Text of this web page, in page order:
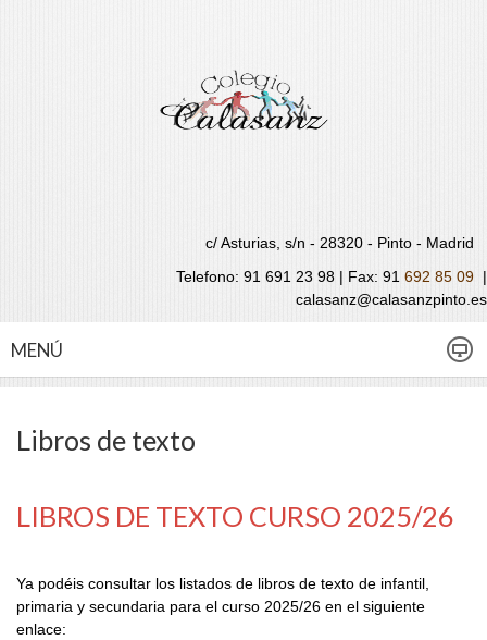
c/ Asturias, s/n - 28320 - Pinto - Madrid
Telefono: 91 691 23 98 | Fax: 91 692 85 09 |
calasanz@calasanzpinto.es
MENÚ
Libros de texto
LIBROS DE TEXTO CURSO 2025/26
Ya podéis consultar los listados de libros de texto de infantil,
primaria y secundaria para el curso 2025/26 en el siguiente
enlace: